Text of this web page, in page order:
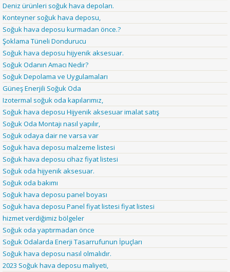
Deniz ürünleri soğuk hava depoları.
Konteyner soğuk hava deposu,
Soğuk hava deposu kurmadan önce.?
Şoklama Tüneli Dondurucu
Soğuk hava deposu hijyenik aksesuar.
Soğuk Odanın Amacı Nedir?
Soğuk Depolama ve Uygulamaları
Güneş Enerjili Soğuk Oda
Izotermal soğuk oda kapılarımız,
Soğuk hava deposu Hijyenik aksesuar imalat satış
Soğuk Oda Montajı nasıl yapılır,
Soğuk odaya dair ne varsa var
Soğuk hava deposu malzeme listesi
Soğuk hava deposu cihaz fiyat listesi
Soğuk oda hijyenik aksesuar.
Soğuk oda bakımı
Soğuk hava deposu panel boyası
Soğuk hava deposu Panel fiyat listesi fiyat listesi
hizmet verdiğimiz bölgeler
Soğuk oda yaptırmadan önce
Soğuk Odalarda Enerji Tasarrufunun İpuçları
Soğuk hava deposu nasıl olmalıdır.
2023 Soğuk hava deposu maliyeti,